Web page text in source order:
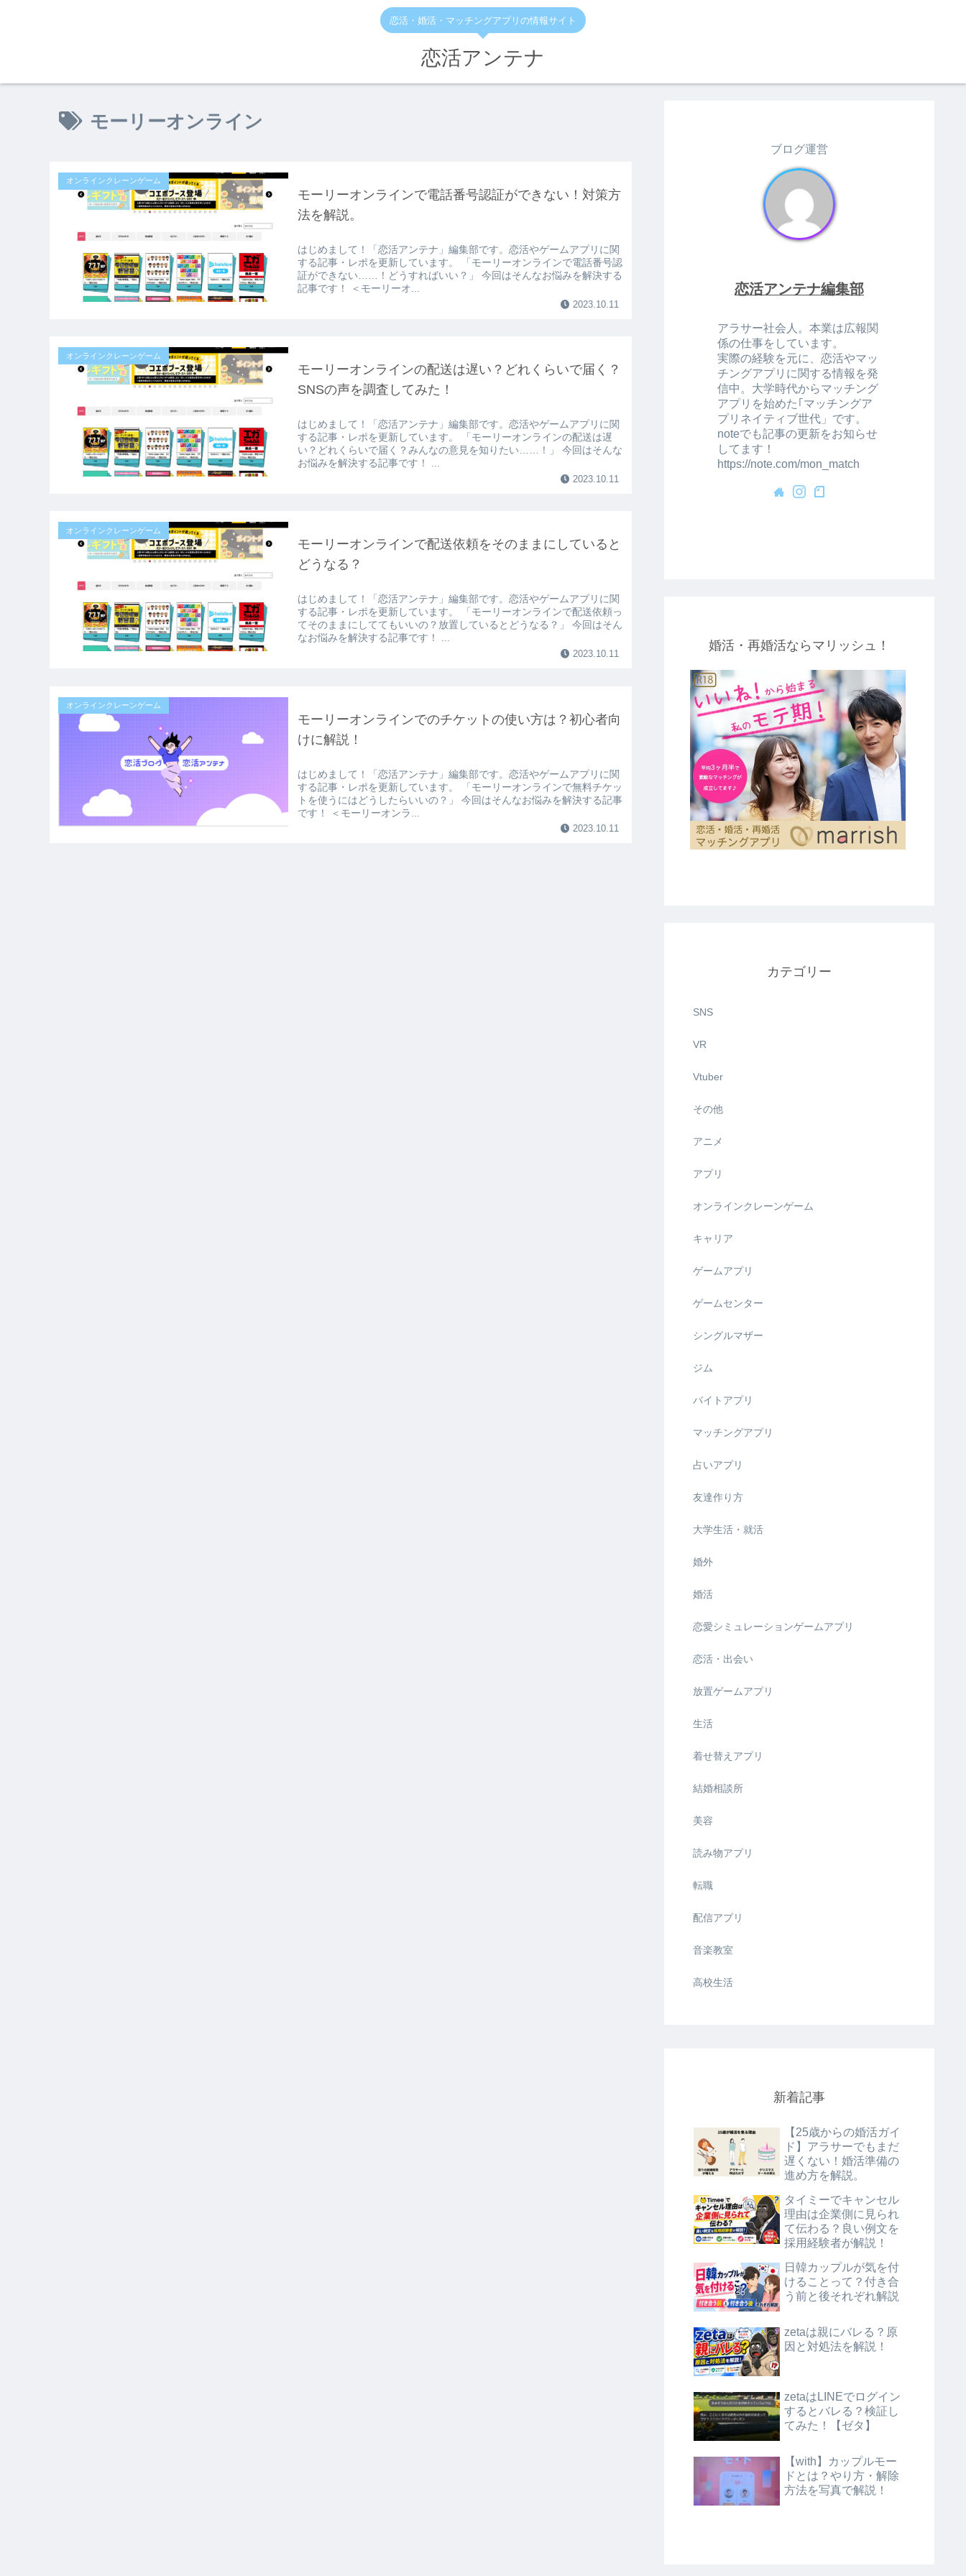
恋活・婚活・マッチングアプリの情報サイト
恋活アンテナ
モーリーオンライン
オンラインクレーンゲーム
モーリーオンラインで電話番号認証ができない！対策方
法を解説。
はじめまして！「恋活アンテナ」編集部です。恋活やゲームアプリに関
する記事・レポを更新しています。 「モーリーオンラインで電話番号認
証ができない……！どうすればいい？」 今回はそんなお悩みを解決する
記事です！ ＜モーリーオ...
2023.10.11
オンラインクレーンゲーム
モーリーオンラインの配送は遅い？どれくらいで届く？
SNSの声を調査してみた！
はじめまして！「恋活アンテナ」編集部です。恋活やゲームアプリに関
する記事・レポを更新しています。 「モーリーオンラインの配送は遅
い？どれくらいで届く？みんなの意見を知りたい……！」 今回はそんな
お悩みを解決する記事です！ ...
2023.10.11
オンラインクレーンゲーム
モーリーオンラインで配送依頼をそのままにしていると
どうなる？
はじめまして！「恋活アンテナ」編集部です。恋活やゲームアプリに関
する記事・レポを更新しています。 「モーリーオンラインで配送依頼っ
てそのままにしててもいいの？放置しているとどうなる？」 今回はそん
なお悩みを解決する記事です！ ...
2023.10.11
オンラインクレーンゲーム
モーリーオンラインでのチケットの使い方は？初心者向
けに解説！
はじめまして！「恋活アンテナ」編集部です。恋活やゲームアプリに関
する記事・レポを更新しています。 「モーリーオンラインで無料チケッ
トを使うにはどうしたらいいの？」 今回はそんなお悩みを解決する記事
です！ ＜モーリーオンラ...
2023.10.11
ブログ運営
恋活アンテナ編集部
アラサー社会人。本業は広報関
係の仕事をしています。
実際の経験を元に、恋活やマッ
チングアプリに関する情報を発
信中。大学時代からマッチング
アプリを始めた｢マッチングア
プリネイティブ世代」です。
noteでも記事の更新をお知らせ
してます！
https://note.com/mon_match
婚活・再婚活ならマリッシュ！
カテゴリー
SNS
VR
Vtuber
その他
アニメ
アプリ
オンラインクレーンゲーム
キャリア
ゲームアプリ
ゲームセンター
シングルマザー
ジム
バイトアプリ
マッチングアプリ
占いアプリ
友達作り方
大学生活・就活
婚外
婚活
恋愛シミュレーションゲームアプリ
恋活・出会い
放置ゲームアプリ
生活
着せ替えアプリ
結婚相談所
美容
読み物アプリ
転職
配信アプリ
音楽教室
高校生活
新着記事
【25歳からの婚活ガイ
ド】アラサーでもまだ
遅くない！婚活準備の
進め方を解説。
タイミーでキャンセル
理由は企業側に見られ
て伝わる？良い例文を
採用経験者が解説！
日韓カップルが気を付
けることって？付き合
う前と後それぞれ解説
zetaは親にバレる？原
因と対処法を解説！
zetaはLINEでログイン
するとバレる？検証し
てみた！【ゼタ】
【with】カップルモー
ドとは？やり方・解除
方法を写真で解説！